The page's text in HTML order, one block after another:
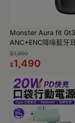
Monster Aura fit
ANC+ENC降噪藍牙
傳譯
$1,990
$1,490